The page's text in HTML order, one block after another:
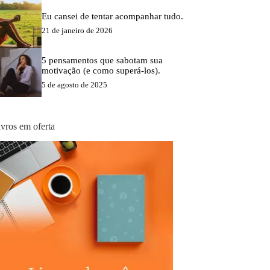
Eu cansei de tentar acompanhar tudo.
21 de janeiro de 2026
5 pensamentos que sabotam sua
motivação (e como superá-los).
5 de agosto de 2025
em oferta